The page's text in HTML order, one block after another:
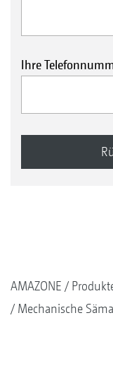
Ihre
AMAZONE
Mechanische